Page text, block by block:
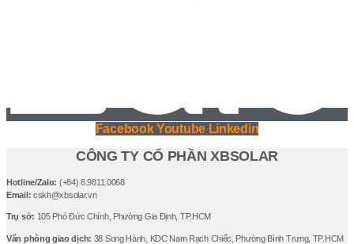
Facebook Youtube Linkedin
CÔNG TY CỔ PHẦN XBSOLAR
Hotline/Zalo: (+84) 8.9811.0068
Email: cskh@xbsolar.vn
Trụ sở: 105 Phó Ðức Chính, Phường Gia Ðịnh, TP.HCM
Văn phòng giao dịch: 38 Song Hành, KDC Nam Rạch Chiếc, Phường Bình Trưng, TP.HCM